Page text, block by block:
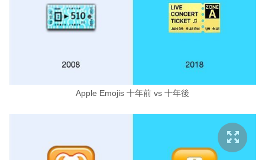
Apple Emojis 十年前 vs 十年後